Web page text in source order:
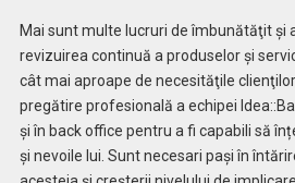
Mai sunt multe lucruri de îmbunătăţit şi
revizuirea continuă a produselor şi
cât mai aproape de necesităţile
pregătire profesională a echipei
şi în back office pentru a fi capabili să
şi nevoile lui. Sunt necesari paşi în